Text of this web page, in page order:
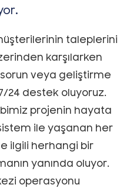
taleplerini
karşılarken
sorun veya geliştirme
24 destek oluyoruz.
projenin hayata
ile yaşanan her
ilgili herhangi bir
yanında oluyor.
operasyonu